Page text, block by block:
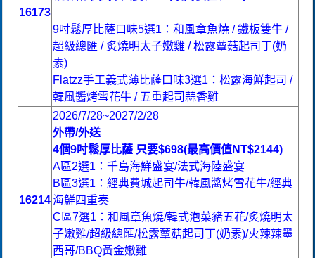
16173
9吋鬆厚比薩口味5選1：和風章魚燒 / 鐵板雙牛 /
超級總匯 / 炙燒明太子嫩雞 / 松露蕈菇起司丁(奶
素)
Flatzz手工義式薄比薩口味3選1：松露海鮮起司 /
韓風醬烤雪花牛 / 五重起司蒜香雞
16214
2026/7/28~2027/2/28
外帶/外送
4個9吋鬆厚比薩 只要$698(最高價值NT$2144)
A區2選1：千島海鮮盛宴/法式海陸盛宴
B區3選1：經典費城起司牛/韓風醬烤雪花牛/經典
海鮮四重奏
C區7選1：和風章魚燒/韓式泡菜豬五花/炙燒明太
子嫩雞/超級總匯/松露蕈菇起司丁(奶素)/火辣辣墨
西哥/BBQ黃金嫩雞